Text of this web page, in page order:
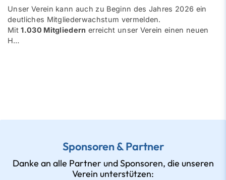
Unser Verein kann auch zu Beginn des Jahres 2026 ein
deutliches Mitgliederwachstum vermelden.
Mit1.030 Mitgliedern erreicht unser Verein einen neuen
H…
Sponsoren & Partner
Danke an alle Partner und Sponsoren, die unseren
Verein unterstützen: